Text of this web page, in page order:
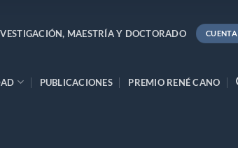
MAESTRÍA Y DOCTORADO CUENTA
PUBLICACIONES PREMIO RENÉ CANO